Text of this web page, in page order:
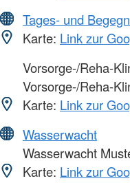
Tages- und
Karte: Link zur
Vorsorge-/Reha-
Vorsorge-/Reha-
Karte: Link zur
Wasserwacht
Wasserwacht
Karte: Link zur